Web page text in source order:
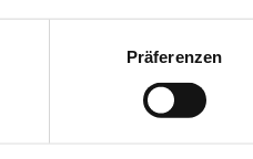
Präferenzen